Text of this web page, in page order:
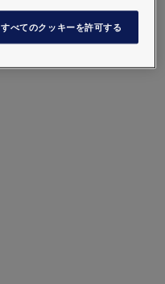
すべてのクッキーを許可する